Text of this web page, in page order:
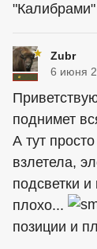
"Калибрами"
Zubr
6 июня
поднимет
А тут
взлетела,
подсветки
плохо...
позиции и